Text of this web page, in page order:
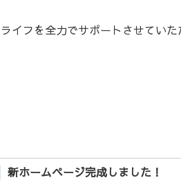
イフを全力でサポートさせていた
新ホームページ完成しました！